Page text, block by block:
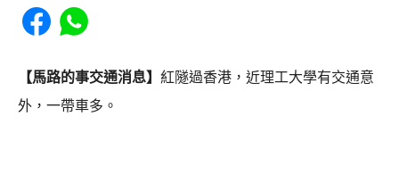
Share to Facebook
Share to WhatsApp
【馬路的事交通消息】 紅隧過香港，近理工大學有交通意
外，一帶車多。